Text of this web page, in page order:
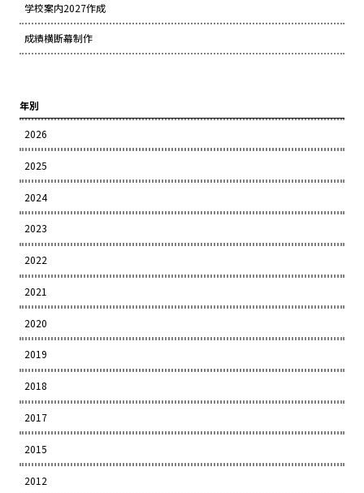
学校案内2027作成
成績横断幕制作
年別
2026
2025
2024
2023
2022
2021
2020
2019
2018
2017
2015
2012